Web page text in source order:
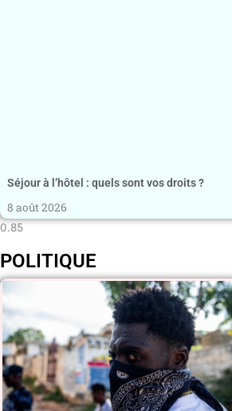
Séjour à l’hôtel : quels sont vos droits ?
8 août 2026
POLITIQUE